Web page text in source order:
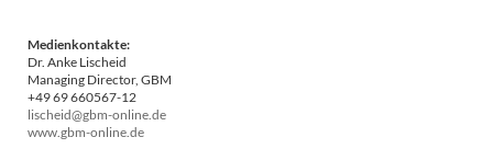
Medienkontakte:
Dr. Anke Lischeid
Managing Director, GBM
+49 69 660567-12
lischeid@gbm-online.de
www.gbm-online.de